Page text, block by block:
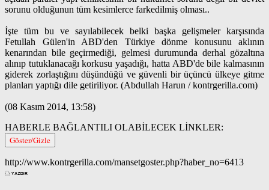
sorunu olduğunun tüm kesimlerce farkedilmiş olması..
İşte tüm bu ve sayılabilecek belki başka gelişmeler karşısında
Fetullah Gülen'in ABD'den Türkiye dönme konusunu aklının
kenarından bile geçirmediği, gelmesi durumunda derhal gözaltına
alınıp tutuklanacağı korkusu yaşadığı, hatta ABD'de bile kalmasının
giderek zorlaştığını düşündüğü ve güvenli bir üçüncü ülkeye gitme
planları yaptığı dile getiriliyor. (Abdullah Harun / kontrgerilla.com)
(08 Kasım 2014, 13:58)
HABERLE BAĞLANTILI OLABİLECEK LİNKLER:
Göster/Gizle
http://www.kontrgerilla.com/mansetgoster.php?haber_no=6413